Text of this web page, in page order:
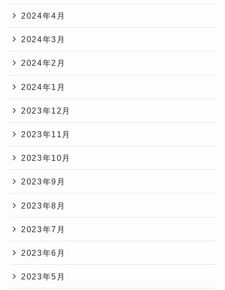
2024年4月
2024年3月
2024年2月
2024年1月
2023年12月
2023年11月
2023年10月
2023年9月
2023年8月
2023年7月
2023年6月
2023年5月